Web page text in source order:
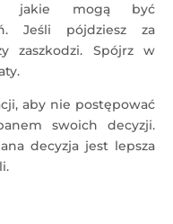
jakie mogą być
Jeśli pójdziesz za
zaszkodzi. Spójrz w
aby nie postępować
swoich decyzji.
decyzja jest lepsza